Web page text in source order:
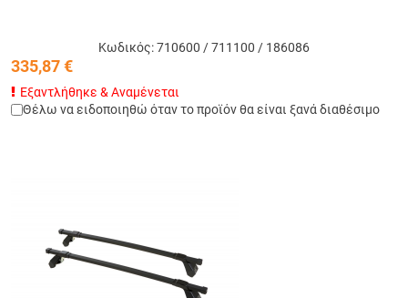
Κωδικός: 710600 / 711100 / 186086
335,87€
Εξαντλήθηκε & Αναμένεται
Θέλω να ειδοποιηθώ όταν το προϊόν θα είναι ξανά διαθέσιμο